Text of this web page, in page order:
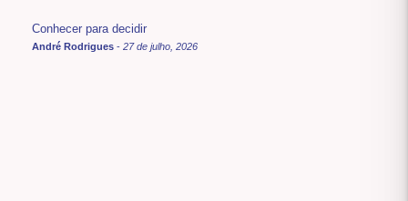
Conhecer para decidir
André Rodrigues - 27 de julho, 2026